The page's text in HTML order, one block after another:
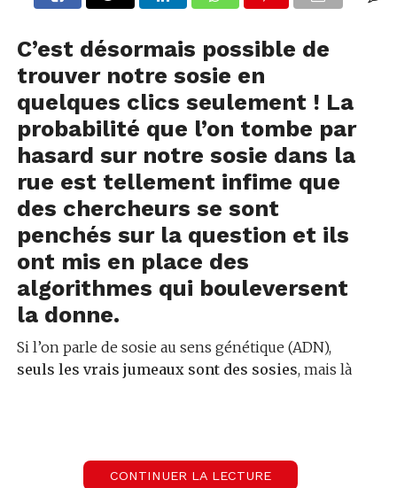
C’est désormais possible de
trouver notre sosie en
quelques clics seulement ! La
probabilité que l’on tombe par
hasard sur notre sosie dans la
rue est tellement infime que
des chercheurs se sont
penchés sur la question et ils
ont mis en place des
algorithmes qui bouleversent
la donne.
Si l’on parle de sosie au sens génétique (ADN),
seuls les vrais jumeaux sont des sosies, mais là
quête s’annonce vite compliquée.
CONTINUER LA LECTURE